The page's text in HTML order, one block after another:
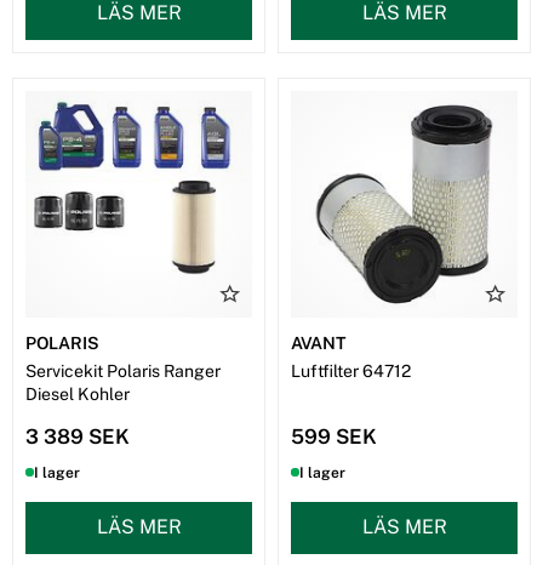
LÄS MER LÄS MER
POLARIS
Servicekit Polaris Ranger
Diesel Kohler
3 389 SEK
I lager
LÄS MER
AVANT
Luftfilter 64712
599 SEK
I lager
LÄS MER